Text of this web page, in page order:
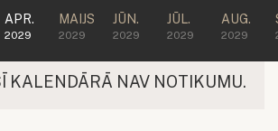
APR.
2029
MAIJS
2029
JŪN.
2029
JŪL.
2029
AUG.
2029
KALENDĀRĀ NAV NOTIKUMU.